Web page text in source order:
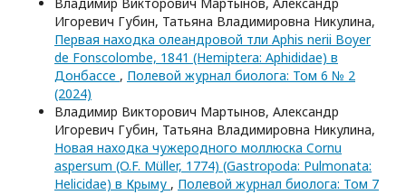
Игоревич Губин, Татьяна Владимировна Никулина,
Первая находка олеандровой тли Aphis nerii Boyer
de Fonscolombe, 1841 (Hemiptera: Aphididae) в
Донбассе , Полевой журнал биолога: Том 6 № 2
(2024)
Владимир Викторович Мартынов, Александр
Игоревич Губин, Татьяна Владимировна Никулина,
Новая находка чужеродного моллюска Cornu
aspersum (O.F. Müller, 1774) (Gastropoda: Pulmonata:
Helicidae) в Крыму , Полевой журнал биолога: Том 7